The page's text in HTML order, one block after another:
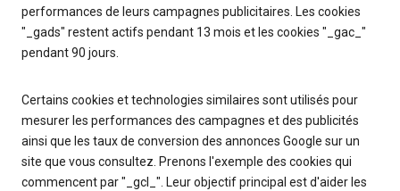
performances de leurs campagnes publicitaires. Les cookies
"_gads" restent actifs pendant 13 mois et les cookies "_gac_"
pendant 90 jours.
Certains cookies et technologies similaires sont utilisés pour
mesurer les performances des campagnes et des publicités
ainsi que les taux de conversion des annonces Google sur un
site que vous consultez. Prenons l'exemple des cookies qui
commencent par "_gcl_". Leur objectif principal est d'aider les